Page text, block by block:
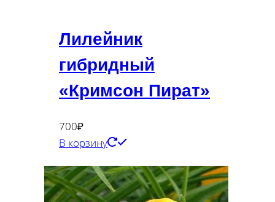
Лилейник
гибридный
«Кримсон Пират»
700₽
В корзину